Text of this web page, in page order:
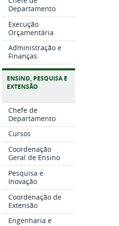
Departamento
Execução
Orçamentária
Administração e
Finanças
ENSINO, PESQUISA E
EXTENSÃO
Chefe de
Departamento
Cursos
Coordenação
Geral de Ensino
Pesquisa e
Inovação
Coordenação de
Extensão
Engenharia e